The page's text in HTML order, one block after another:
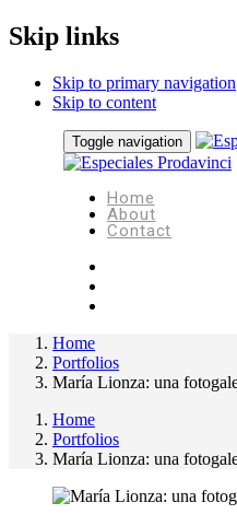
Skip links
Skip to primary navigation
Skip to content
Toggle navigation
Home
About
Contact
Home
Portfolios
María Lionza: una
Home
Portfolios
María Lionza: una